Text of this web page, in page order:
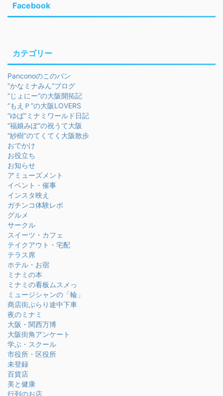
Facebook
カテゴリー
Panconoのこのパン
“かなミナみん”ブログ
“じょにー”の大阪開拓記
“もえＰ”の大阪LOVERS
“ゆば”ミナミワールド日記
“福娘みぽ”の祝うて大阪
“紗樹”のてくてく大阪散歩
おでかけ
お役立ち
お知らせ
アミューズメント
イベント・催事
インスタ映え
ガチンコ体験レポ
グルメ
サークル
スイーツ・カフェ
テイクアウト・宅配
テラス席
ホテル・お宿
ミナミの本
ミナミの看板ムスメっ
ミュージシャンの「輪」
商店街ぶらり途中下車
夜のミナミ
大阪・関西万博
大阪街角アンケート
学ぶ・スクール
市役所・区役所
未登録
百貨店
美と健康
行列のお店